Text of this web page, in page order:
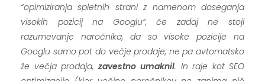
“opimiziranja spletnih strani z namenom doseganja
visokih pozicij na Googlu”, če zadaj ne stoji
razumevanje naročnika, da so visoke pozicije na
Googlu samo pot do večje prodaje, ne pa avtomatsko
že večja prodaja, zavestno umaknil. In raje kot SEO